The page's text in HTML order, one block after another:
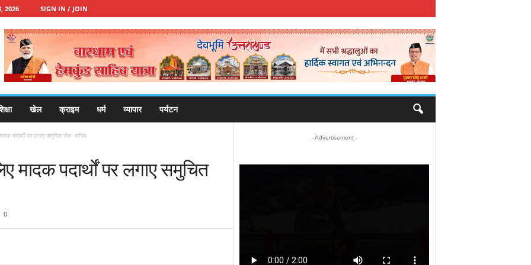
2026 SIGN IN / JOIN
खेल क्राइम धर्म व्यापार पर्यटन
पदार्थों पर लगाए समुचित रोकः सचिव
मादक पदार्थों पर लगाए समुचित
0
- Advertisement -